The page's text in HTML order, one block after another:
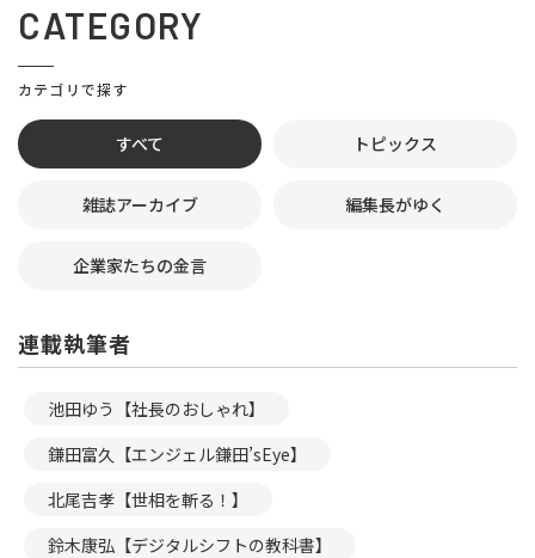
CATEGORY
カテゴリで探す
すべて トピックス
雑誌アーカイブ 編集長がゆく
企業家たちの金言
連載執筆者
池田ゆう【社長のおしゃれ】
鎌田富久【エンジェル鎌田’sEye】
北尾吉孝【世相を斬る！】
鈴木康弘【デジタルシフトの教科書】